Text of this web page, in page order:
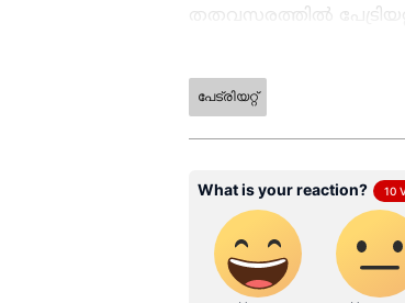
തതവസരത്തിൽ
ആ​ഗോള കളക്ഷൻ. മൂന്നാം
ആയെന്നായിരുന്നു
79.66 കോടി
ചെയ്യുന്നു. ഇന്ത്യ
ദിവസങ്ങളിൽ 80
വിലയിരുത്തലുകൾ.
പേട്രിയറ്റ്